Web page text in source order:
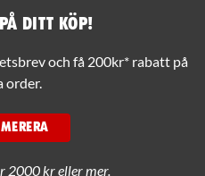
ditt köp!
och få 200kr* rabatt på
order.
2000 kr eller mer.